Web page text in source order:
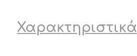
Χαρακτηριστικά